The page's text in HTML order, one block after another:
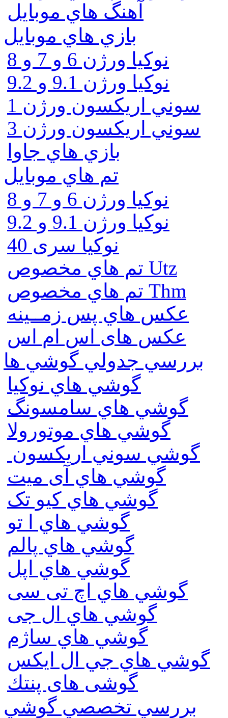
آهنگ هاي موبايل
بازي هاي موبايل
نوكيا ورژن 6 و 7 و 8
نوكيا ورژن 9.1 و 9.2
سوني اريكسون ورژن 1
سوني اريكسون ورژن 3
بازي هاي جاوا
تم هاي موبايل
نوكيا ورژن 6 و 7 و 8
نوكيا ورژن 9.1 و 9.2
نوکیا سری 40
تم هاي مخصوص Utz
تم هاي مخصوص Thm
عكس هاي پس زمــينه
عكس های اس ام اس
بررسي جدولي گوشي ها
گوشي هاي نوكيا
گوشي هاي سامسونگ
گوشي هاي موتورولا
گوشي سوني اريكسون
گوشي هاي آی میت
گوشي هاي کیو تک
گوشي هاي ا تو
گوشي هاي پالم
گوشي هاي اپل
گوشي هاي اچ تی سی
گوشي هاي ال جی
گوشي هاي ساژم
گوشي هاي جي ال ايكس
گوشی های پنتك
بررسي تخصصي گوشي